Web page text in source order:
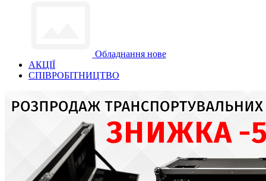
Обладнання нове
АКЦІЇ
СПІВРОБІТНИЦТВО